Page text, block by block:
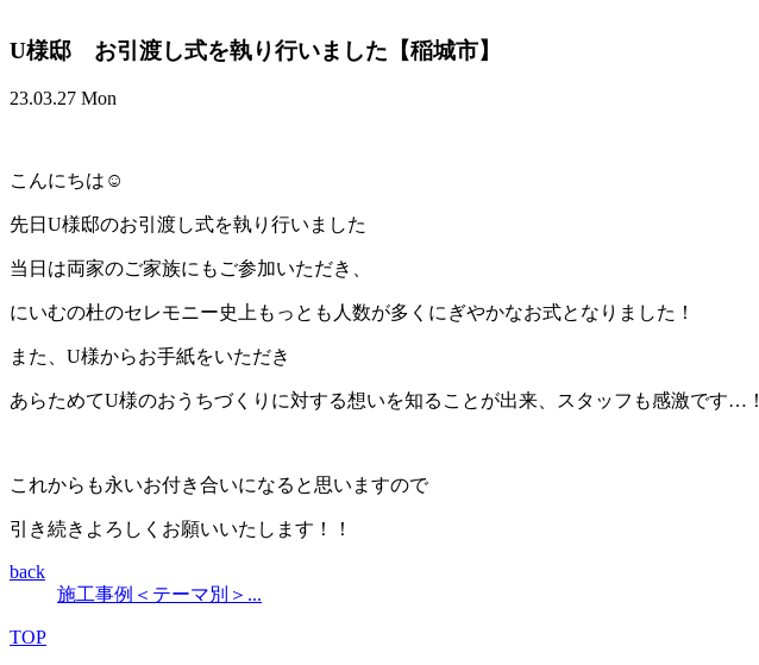
U様邸 お引渡し式を執り行いました【稲城市】
23.03.27 Mon
こんにちは☺
先日U様邸のお引渡し式を執り行いました
当日は両家のご家族にもご参加いただき、
にいむの杜のセレモニー史上もっとも人数が多くにぎやかなお式となりました！
また、U様からお手紙をいただき
あらためてU様のおうちづくりに対する想いを知ることが出来、スタッフも感激です…！
これからも永いお付き合いになると思いますので
引き続きよろしくお願いいたします！！
back
施工事例＜テーマ別＞...
TOP